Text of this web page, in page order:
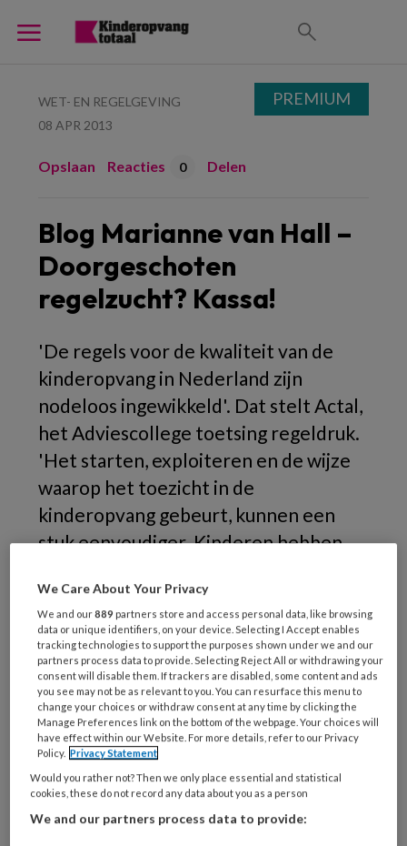
WET- EN REGELGEVING
08 APR 2013
Opslaan Reacties 0 Delen
Blog Marianne van Hall –
Doorgeschoten
regelzucht? Kassa!
'De regels voor de kwaliteit van de
kinderopvang in Nederland zijn
nodeloos ingewikkeld'. Dat stelt Actal,
het Adviescollege toetsing regeldruk.
'Het starten, exploiteren en de wijze
waarop het toezicht in de
kinderopvang gebeurt, kunnen een
stuk eenvoudiger. Kinderen hebben
maar we zijn nu te ver doorgeschoten
in onze regelzucht', meent het
adviesorgaan.
Tja,
REGISTREREN
Wil je dit artikel lezen?
PREMIUM
We Care About Your Privacy
We and our889 partners store and access personal data, like browsing
data or unique identifiers, on your device. Selecting I Accept enables
tracking technologies to support the purposes shown under we and our
partners process data to provide. Selecting Reject All or withdrawing your
consent will disable them. If trackers are disabled, some content and ads
you see may not be as relevant to you. You can resurface this menu to
change your choices or withdraw consent at any time by clicking the
Manage Preferences link on the bottom of the webpage. Your choices will
have effect within our Website. For more details, refer to our Privacy
Policy. Privacy Statement
Would you rather not? Then we only place essential and statistical
cookies, these do not record any data about you as a person
We and our partners process data to provide: